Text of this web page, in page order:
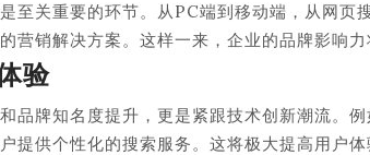
至关重要的环节。从PC端到移动端，从网页
营销解决方案。这样一来，企业的品牌影响力
验
品牌知名度提升，更是紧跟技术创新潮流。
提供个性化的搜索服务。这将极大提高用户体